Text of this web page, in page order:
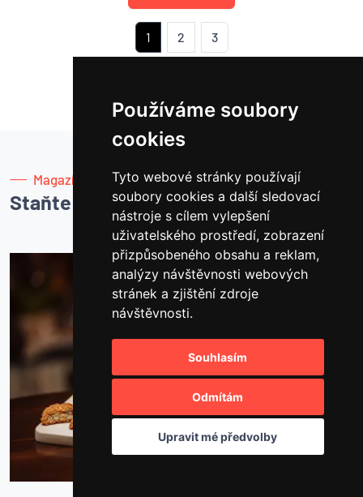
Používáme soubory
cookies
Tyto webové stránky používají
soubory cookies a další sledovací
nástroje s cílem vylepšení
uživatelského prostředí, zobrazení
přizpůsobeného obsahu a reklam,
analýzy návštěvnosti webových
stránek a zjištění zdroje
návštěvnosti.
Souhlasím
Odmítám
Upravit mé předvolby
1 2 3
Magazín
Staňte se mistrem kávy